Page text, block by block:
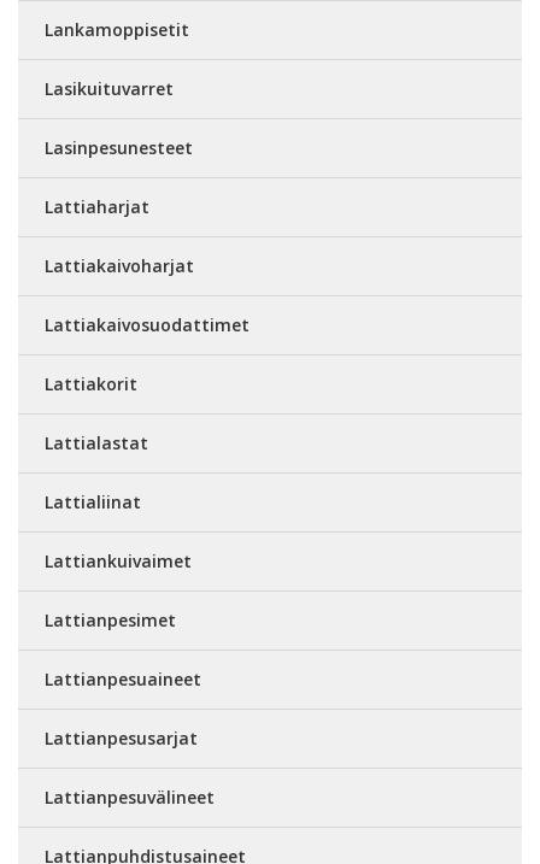
Lankamoppisetit
Lasikuituvarret
Lasinpesunesteet
Lattiaharjat
Lattiakaivoharjat
Lattiakaivosuodattimet
Lattiakorit
Lattialastat
Lattialiinat
Lattiankuivaimet
Lattianpesimet
Lattianpesuaineet
Lattianpesusarjat
Lattianpesuvälineet
Lattianpuhdistusaineet